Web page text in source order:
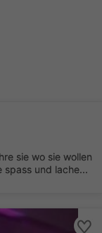
sie wo sie wollen
spass und lache...